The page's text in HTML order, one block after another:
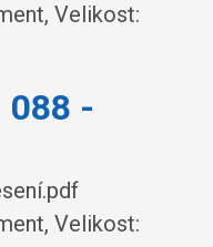
Velikost:
088 -
Velikost: